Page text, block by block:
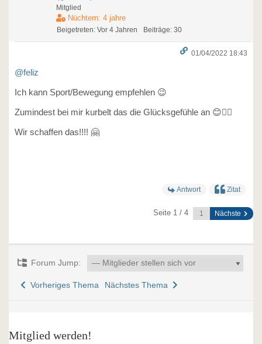
Mitglied
Nüchtern: 4 jahre
Beigetreten: Vor 4 Jahren Beiträge: 30
01/04/2022 18:43
@feliz
Ich kann Sport/Bewegung empfehlen 😉
Zumindest bei mir kurbelt das die Glücksgefühle an 😊👍🏼
Wir schaffen das!!!! 🤗
Antwort Zitat
Seite 1 / 4 Nächste
Forum Jump:
Vorheriges Thema Nächstes Thema
Mitglied werden!